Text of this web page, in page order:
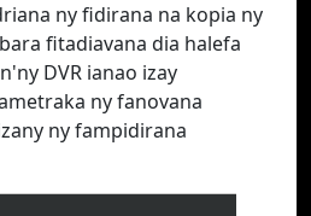
ny fidirana na kopia ny
fitadiavana dia halefa
DVR ianao izay
ny fanovana
ny fampidirana